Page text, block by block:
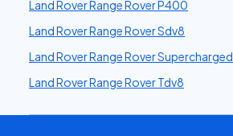
Land Rover Range Rover P400
Land Rover Range Rover Sdv8
Land Rover Range Rover Supercharged
Land Rover Range Rover Tdv8